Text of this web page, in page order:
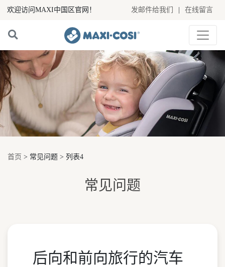
欢迎访问MAXI中国区官网！ 发邮件给我们 在线留言
首页 > 常见问题 > 列表4
常见问题
后向和前向旅行的汽车